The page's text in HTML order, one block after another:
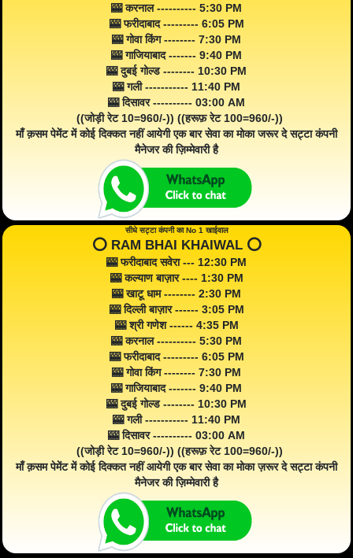
🎰 करनाल ---------- 5:30 PM
🎰 फरीदाबाद --------- 6:05 PM
🎰 गोवा किंग -------- 7:30 PM
🎰 गाजियाबाद ------- 9:40 PM
🎰 दुबई गोल्ड -------- 10:30 PM
🎰 गली ----------- 11:40 PM
🎰 दिसावर ---------- 03:00 AM
((जोड़ी रेट 10=960/-)) ((हरूफ़ रेट 100=960/-))
माँ क़सम पेमेंट में कोई दिक्कत नहीं आयेगी एक बार सेवा का मोका जरूर दे सट्टा कंपनी
मैनेजर की ज़िम्मेवारी है
सीधे सट्टा कंपनी का No 1 खाईवाल
⭕️ RAM BHAI KHAIWAL ⭕️
🎰 फरीदाबाद सवेरा --- 12:30 PM
🎰 कल्याण बाज़ार ---- 1:30 PM
🎰 खाटू धाम -------- 2:30 PM
🎰 दिल्ली बाज़ार ------ 3:05 PM
🎰 श्री गणेश ------ 4:35 PM
🎰 करनाल ---------- 5:30 PM
🎰 फरीदाबाद --------- 6:05 PM
🎰 गोवा किंग -------- 7:30 PM
🎰 गाजियाबाद ------- 9:40 PM
🎰 दुबई गोल्ड -------- 10:30 PM
🎰 गली ----------- 11:40 PM
🎰 दिसावर ---------- 03:00 AM
((जोड़ी रेट 10=960/-)) ((हरूफ़ रेट 100=960/-))
माँ क़सम पेमेंट में कोई दिक्कत नहीं आयेगी एक बार सेवा का मोका ज़रूर दे सट्टा कंपनी
मैनेजर की ज़िम्मेवारी है